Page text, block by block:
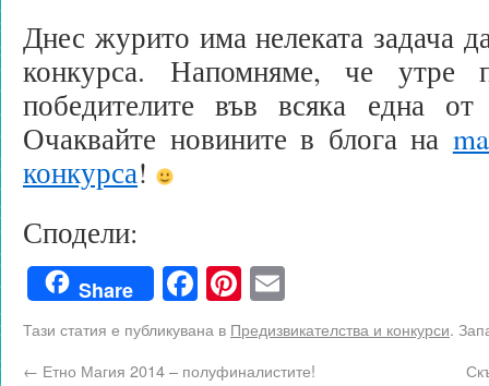
Днес журито има нелеката задача
конкурса. Напомняме, че утре
победителите във всяка една от
Очаквайте новините в блога на
конкурса!
Сподели:
Share Facebook
Pinterest
Тази статия е публикувана в Предизвикателства и конкурси.
← Етно Магия 2014 – полуфиналистите!